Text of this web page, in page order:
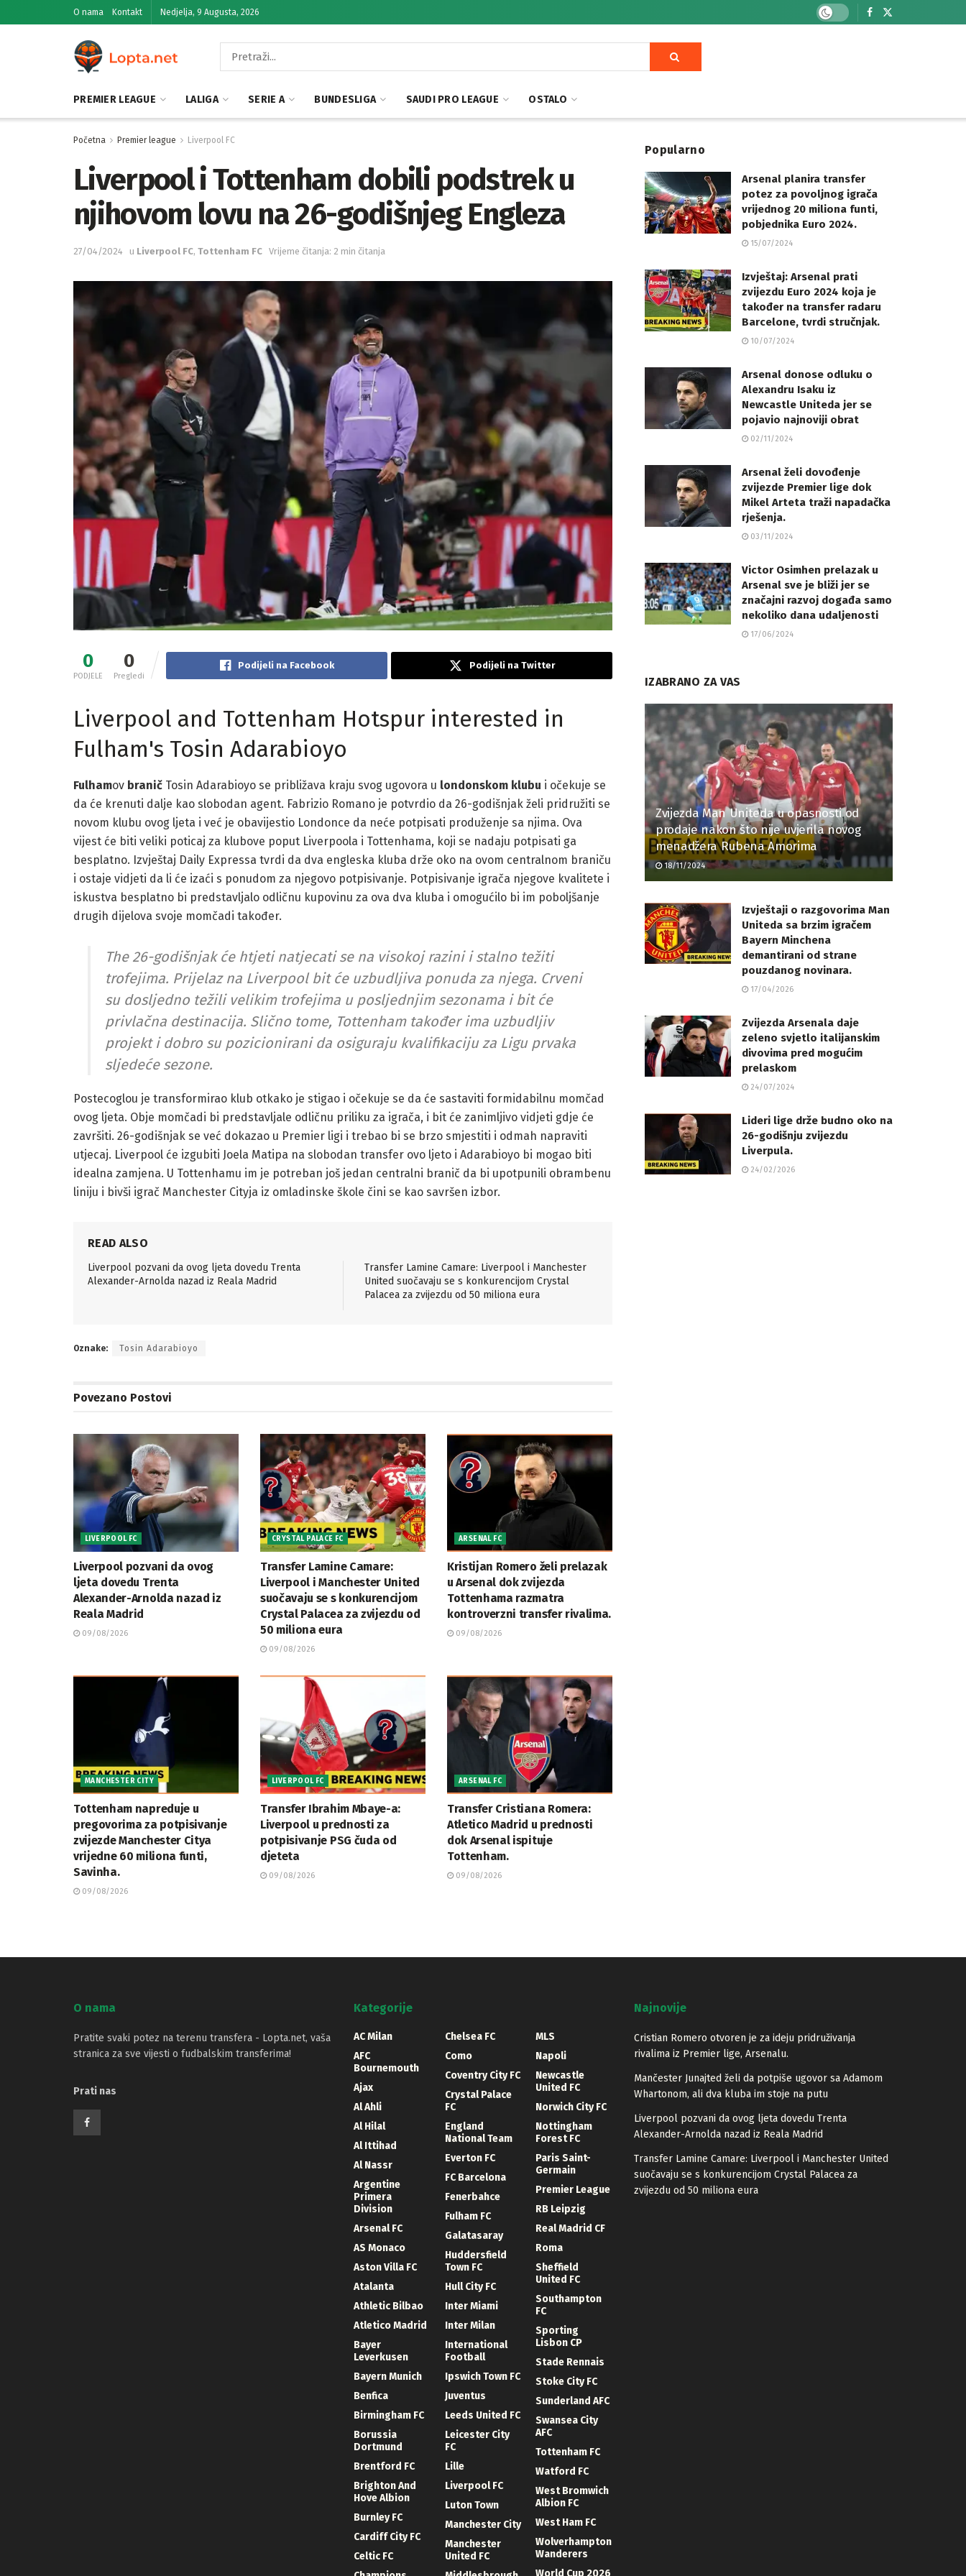
O nama Kontakt Nedjelja, 9 Augusta, 2026
PREMIER LEAGUE LALIGA SERIE A BUNDESLIGA SAUDI PRO LEAGUE OSTALO
Početna Premier league Liverpool FC
Liverpool i Tottenham dobili podstrek u
njihovom lovu na 26-godišnjeg Engleza
27/04/2024 u Liverpool FC, Tottenham FC Vrijeme čitanja: 2 min čitanja
0
PODJELE
0
Pregledi
Podijeli na Facebook Podijeli na Twitter
Liverpool and Tottenham Hotspur interested in
Fulham's Tosin Adarabioyo
Fulhamov branič Tosin Adarabioyo se približava kraju svog ugovora u londonskom klubu i očekuje se
da će krenuti dalje kao slobodan agent. Fabrizio Romano je potvrdio da 26-godišnjak želi pridružiti se
novom klubu ovog ljeta i već je obavijestio Londonce da neće potpisati produženje sa njima. Ova
vijest će biti veliki poticaj za klubove poput Liverpoola i Tottenhama, koji se nadaju potpisati ga
besplatno. Izvještaj Daily Expressa tvrdi da dva engleska kluba drže oko na ovom centralnom braniču
i ostaje vidjeti da li će izaći s ponudom za njegovo potpisivanje. Potpisivanje igrača njegove kvalitete i
iskustva besplatno bi predstavljalo odličnu kupovinu za ova dva kluba i omogućilo bi im poboljšanje
drugih dijelova svoje momčadi također.
The 26-godišnjak će htjeti natjecati se na visokoj razini i stalno težiti
trofejima. Prijelaz na Liverpool bit će uzbudljiva ponuda za njega. Crveni
su dosljedno težili velikim trofejima u posljednjim sezonama i bit će
privlačna destinacija. Slično tome, Tottenham također ima uzbudljiv
projekt i dobro su pozicionirani da osiguraju kvalifikaciju za Ligu prvaka
sljedeće sezone.
Postecoglou je transformirao klub otkako je stigao i očekuje se da će sastaviti formidabilnu momčad
ovog ljeta. Obje momčadi bi predstavljale odličnu priliku za igrača, i bit će zanimljivo vidjeti gdje će
završiti. 26-godišnjak se već dokazao u Premier ligi i trebao bi se brzo smjestiti i odmah napraviti
utjecaj. Liverpool će izgubiti Joela Matipa na slobodan transfer ovo ljeto i Adarabioyo bi mogao biti
idealna zamjena. U Tottenhamu im je potreban još jedan centralni branič da bi upotpunili obrambenu
liniju i bivši igrač Manchester Cityja iz omladinske škole čini se kao savršen izbor.
READ ALSO
Liverpool pozvani da ovog ljeta dovedu Trenta
Alexander-Arnolda nazad iz Reala Madrid
Transfer Lamine Camare: Liverpool i Manchester
United suočavaju se s konkurencijom Crystal
Palacea za zvijezdu od 50 miliona eura
Oznake: Tosin Adarabioyo
Povezano Postovi
LIVERPOOL FC
Liverpool pozvani da ovog
ljeta dovedu Trenta
Alexander-Arnolda nazad iz
Reala Madrid
09/08/2026
CRYSTAL PALACE FC
Transfer Lamine Camare:
Liverpool i Manchester United
suočavaju se s konkurencijom
Crystal Palacea za zvijezdu od
50 miliona eura
09/08/2026
ARSENAL FC
Kristijan Romero želi prelazak
u Arsenal dok zvijezda
Tottenhama razmatra
kontroverzni transfer rivalima.
09/08/2026
MANCHESTER CITY
Tottenham napreduje u
pregovorima za potpisivanje
zvijezde Manchester Citya
vrijedne 60 miliona funti,
Savinha.
09/08/2026
LIVERPOOL FC
Transfer Ibrahim Mbaye-a:
Liverpool u prednosti za
potpisivanje PSG čuda od
djeteta
09/08/2026
ARSENAL FC
Transfer Cristiana Romera:
Atletico Madrid u prednosti
dok Arsenal ispituje
Tottenham.
09/08/2026
Popularno
Arsenal planira transfer
potez za povoljnog igrača
vrijednog 20 miliona funti,
pobjednika Euro 2024.
15/07/2024
Izvještaj: Arsenal prati
zvijezdu Euro 2024 koja je
također na transfer radaru
Barcelone, tvrdi stručnjak.
10/07/2024
Arsenal donose odluku o
Alexandru Isaku iz
Newcastle Uniteda jer se
pojavio najnoviji obrat
02/11/2024
Arsenal želi dovođenje
zvijezde Premier lige dok
Mikel Arteta traži napadačka
rješenja.
03/11/2024
Victor Osimhen prelazak u
Arsenal sve je bliži jer se
značajni razvoj događa samo
nekoliko dana udaljenosti
17/06/2024
IZABRANO ZA VAS
Zvijezda Man Uniteda u opasnosti od
prodaje nakon što nije uvjerila novog
menadžera Rubena Amorima
18/11/2024
Izvještaji o razgovorima Man
Uniteda sa brzim igračem
Bayern Minchena
demantirani od strane
pouzdanog novinara.
17/04/2026
Zvijezda Arsenala daje
zeleno svjetlo italijanskim
divovima pred mogućim
prelaskom
24/07/2024
Lideri lige drže budno oko na
26-godišnju zvijezdu
Liverpula.
24/02/2026
O nama
Pratite svaki potez na terenu transfera - Lopta.net, vaša
stranica za sve vijesti o fudbalskim transferima!
Prati nas
Kategorije
AC Milan
AFC
Bournemouth
Ajax
Al Ahli
Al Hilal
Al Ittihad
Al Nassr
Argentine
Primera
Division
Arsenal FC
AS Monaco
Aston Villa FC
Atalanta
Athletic Bilbao
Atletico Madrid
Bayer
Leverkusen
Bayern Munich
Benfica
Birmingham FC
Borussia
Dortmund
Brentford FC
Brighton And
Hove Albion
Burnley FC
Cardiff City FC
Celtic FC
Chelsea FC
Como
Coventry City FC
Crystal Palace
FC
England
National Team
Everton FC
FC Barcelona
Fenerbahce
Fulham FC
Galatasaray
Huddersfield
Town FC
Hull City FC
Inter Miami
Inter Milan
International
Football
Ipswich Town FC
Juventus
Leeds United FC
Leicester City
FC
Lille
Liverpool FC
Luton Town
Manchester City
Manchester
United FC
MLS
Napoli
Newcastle
United FC
Norwich City FC
Nottingham
Forest FC
Paris Saint-
Germain
Premier League
RB Leipzig
Real Madrid CF
Roma
Sheffield
United FC
Southampton
FC
Sporting
Lisbon CP
Stade Rennais
Stoke City FC
Sunderland AFC
Swansea City
AFC
Tottenham FC
Watford FC
West Bromwich
Albion FC
West Ham FC
Wolverhampton
Wanderers
World Cup 2026
Najnovije
Cristian Romero otvoren je za ideju pridruživanja
rivalima iz Premier lige, Arsenalu.
Mančester Junajted želi da potpiše ugovor sa Adamom
Whartonom, ali dva kluba im stoje na putu
Liverpool pozvani da ovog ljeta dovedu Trenta
Alexander-Arnolda nazad iz Reala Madrid
Transfer Lamine Camare: Liverpool i Manchester United
suočavaju se s konkurencijom Crystal Palacea za
zvijezdu od 50 miliona eura